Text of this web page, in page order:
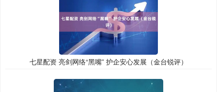
七星配资 亮剑网络“黑嘴” 护企安心发展（金台锐评）